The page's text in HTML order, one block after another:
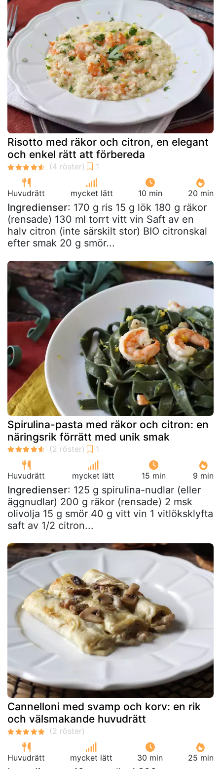
Risotto med räkor och citron, en elegant
och enkel rätt att förbereda
Huvudrätt mycket lätt 10 min 20 min
Ingredienser: 170 g ris 15 g lök 180 g räkor
(rensade) 130 ml torrt vitt vin Saft av en
halv citron (inte särskilt stor) BIO citronskal
efter smak 20 g smör...
Spirulina-pasta med räkor och citron: en
näringsrik förrätt med unik smak
Huvudrätt mycket lätt 15 min 9 min
Ingredienser: 125 g spirulina-nudlar (eller
äggnudlar) 200 g räkor (rensade) 2 msk
olivolja 15 g smör 40 g vitt vin 1 vitlöksklyfta
saft av 1/2 citron...
Cannelloni med svamp och korv: en rik
och välsmakande huvudrätt
Huvudrätt mycket lätt 30 min 25 min